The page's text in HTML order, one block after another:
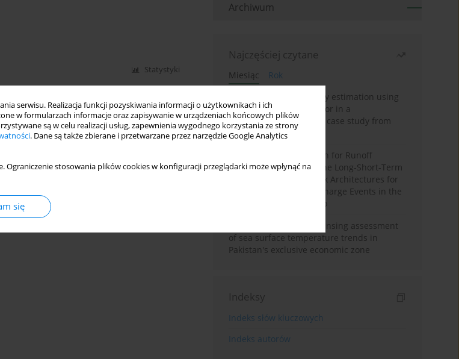
serwisu. Realizacja funkcji pozyskiwania informacji o użytkownikach i ich
w formularzach informacje oraz zapisywanie w urządzeniach końcowych plików
są w celu realizacji usług, zapewnienia wygodnego korzystania ze strony
. Dane są także zbierane i przetwarzane przez narzędzie Google Analytics
Ograniczenie stosowania plików cookies w konfiguracji przeglądarki może wpłynąć na
się
Statystyki
Archiwum
Najczęściej czytane
Miesiąc
Rok
Improving soil erodibility estimation using
a plasticity-based K factor in a
Mediterranean basin: A case study from
northern Morocco
Deep Learning Approach for Runoff
Prediction: Evaluating the Long-Short-Term
Memory Neural Network Architectures for
Capturing Extreme Discharge Events in the
Ouergha Basin, Morocco
A two-decade remote sensing assessment
of sea surface temperature trends in
Pakistan's exclusive economic zone
Indeksy
Indeks słów kluczowych
Indeks autorów